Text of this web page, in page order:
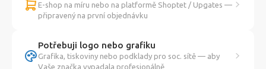
E-shop na míru nebo na platformě Shoptet / Upgates —
připravený na první objednávku
Potřebuji logo nebo grafiku
Grafika, tiskoviny nebo podklady pro soc. sítě — aby
Vaše značka vypadala profesionálně